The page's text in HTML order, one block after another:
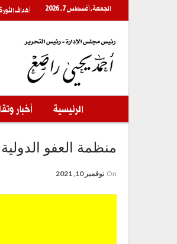
الجمعة, أغسطس 7, 2026 أهداف
الرئيسية أخبار
منظمة العفو
On نوفمبر 10, 2021